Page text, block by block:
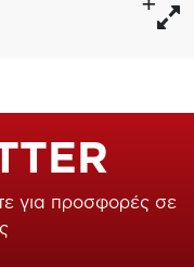
για προσφορές σε